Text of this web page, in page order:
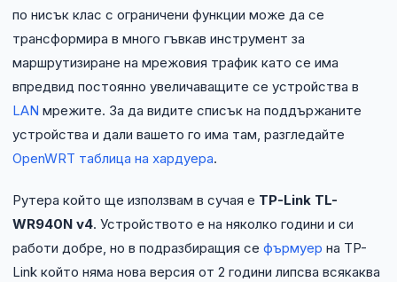
Колокация на сървъри
NIS2
Технически изисквания
Общи условия
по нисък клас с ограничени функции може да се
трансформира в много гъвкав инструмент за
маршрутизиране на мрежовия трафик като се има
впредвид постоянно увеличаващите се устройства в
LAN мрежите. За да видите списък на поддържаните
устройства и дали вашето го има там, разгледайте
OpenWRT таблица на хардуера.
Рутера който ще използвам в сучая е TP-Link TL-
WR940N v4. Устройството е на няколко години и си
работи добре, но в подразбиращия се фърмуер на TP-
Link който няма нова версия от 2 години липсва всякаква